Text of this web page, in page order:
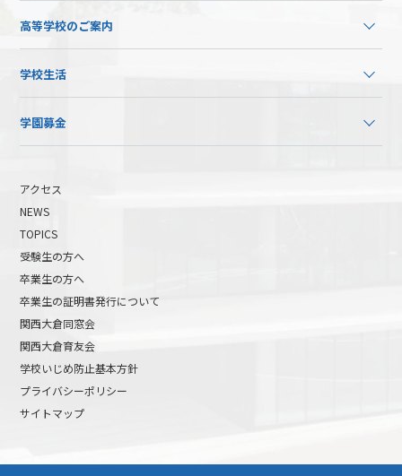
高校受験について 高等学校受験イベント
高等学校のご案内
学校生活
学園募金
アクセス
NEWS
TOPICS
受験生の方へ
卒業生の方へ
卒業生の証明書発行について
関西大倉同窓会
関西大倉育友会
学校いじめ防止基本方針
プライバシーポリシー
サイトマップ